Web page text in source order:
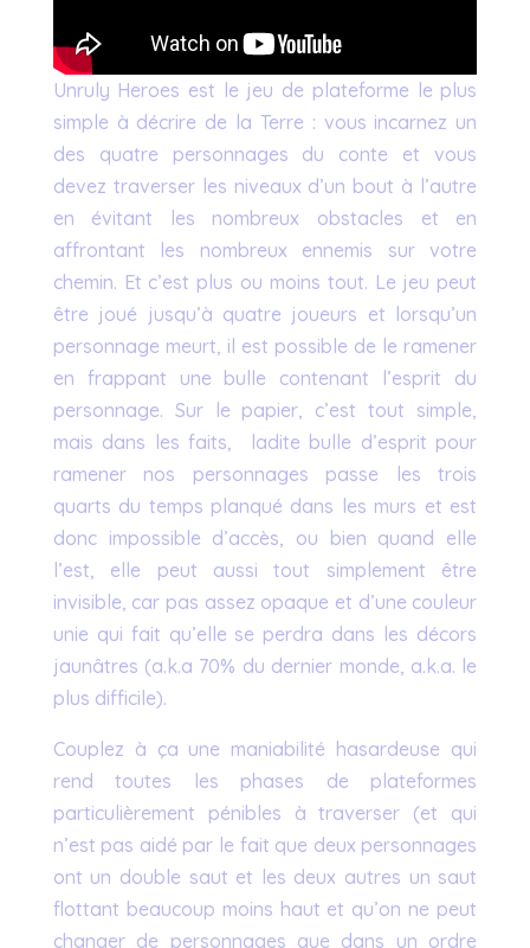
Unruly Heroes est le jeu de plateforme le plus
simple à décrire de la Terre : vous incarnez un
des quatre personnages du conte et vous
devez traverser les niveaux d’un bout à l’autre
en évitant les nombreux obstacles et en
affrontant les nombreux ennemis sur votre
chemin. Et c’est plus ou moins tout. Le jeu peut
être joué jusqu’à quatre joueurs et lorsqu’un
personnage meurt, il est possible de le ramener
en frappant une bulle contenant l’esprit du
personnage. Sur le papier, c’est tout simple,
mais dans les faits, ladite bulle d’esprit pour
ramener nos personnages passe les trois
quarts du temps planqué dans les murs et est
donc impossible d’accès, ou bien quand elle
l’est, elle peut aussi tout simplement être
invisible, car pas assez opaque et d’une couleur
unie qui fait qu’elle se perdra dans les décors
jaunâtres (a.k.a 70% du dernier monde, a.k.a. le
plus difficile).
Couplez à ça une maniabilité hasardeuse qui
rend toutes les phases de plateformes
particulièrement pénibles à traverser (et qui
n’est pas aidé par le fait que deux personnages
ont un double saut et les deux autres un saut
flottant beaucoup moins haut et qu’on ne peut
changer de personnages que dans un ordre